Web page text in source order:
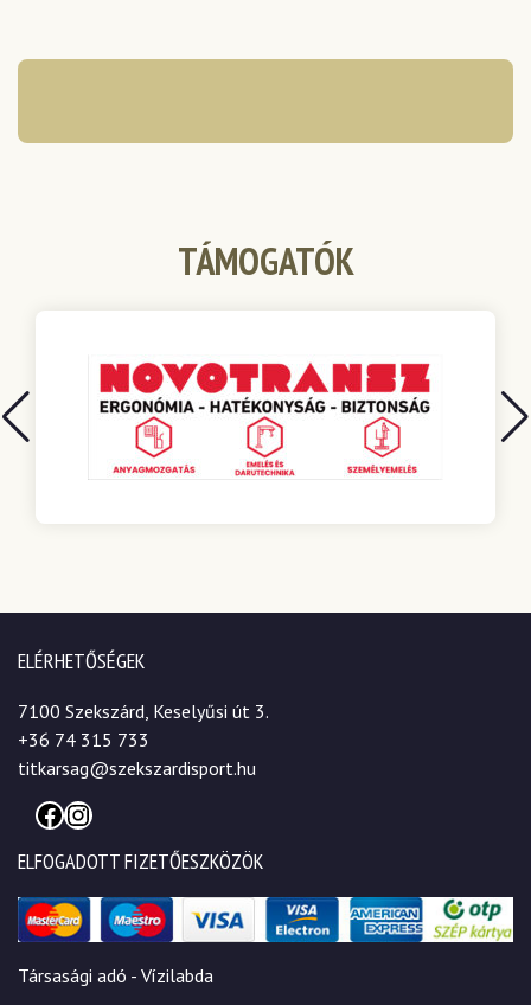
TÁMOGATÓK
ELÉRHETŐSÉGEK
7100 Szekszárd, Keselyűsi út 3.
+36 74 315 733
titkarsag@szekszardisport.hu
Facebook
Instagram
ELFOGADOTT FIZETŐESZKÖZÖK
Társasági adó - Vízilabda